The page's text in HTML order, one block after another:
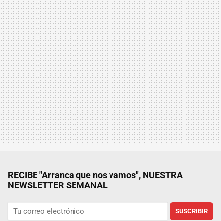
RECIBE "Arranca que nos vamos", NUESTRA
NEWSLETTER SEMANAL
SUSCRIBIR